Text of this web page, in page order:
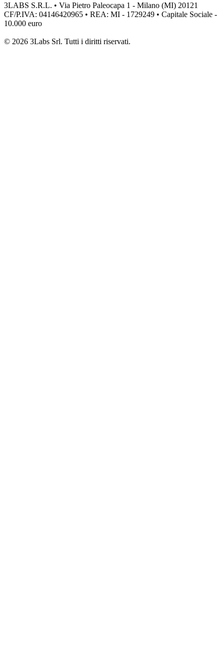
3LABS S.R.L. • Via Pietro Paleocapa 1 - Milano (MI) 20121
CF/P.IVA: 04146420965 • REA: MI - 1729249 • Capitale Sociale -
10.000 euro
© 2026 3Labs Srl. Tutti i diritti riservati.